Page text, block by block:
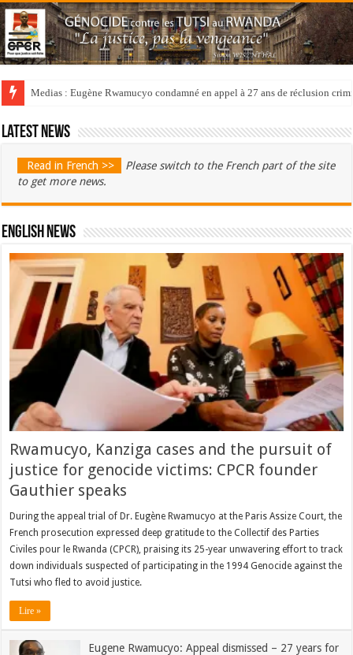
Medias : Eugène Rwamucyo condamné en appel à 27 ans de réclusion
Latest news
Read in French >>
Please switch to the French part of the site
to get more news.
English News
Rwamucyo, Kanziga cases and the pursuit of
justice for genocide victims: CPCR founder
Gauthier speaks
During the appeal trial of Dr. Eugène Rwamucyo at the Paris Assize Court, the
French prosecution expressed deep gratitude to the Collectif des Parties
Civiles pour le Rwanda (CPCR), praising its 25-year unwavering effort to track
down individuals suspected of participating in the 1994 Genocide against the
Tutsi who fled to avoid justice.
Lire »
Eugene Rwamucyo: Appeal dismissed – 27 years for